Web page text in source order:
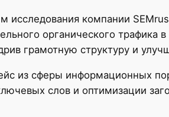
исследования компании
органического трафика
грамотную структуру и
из сферы информационных
слов и оптимизации